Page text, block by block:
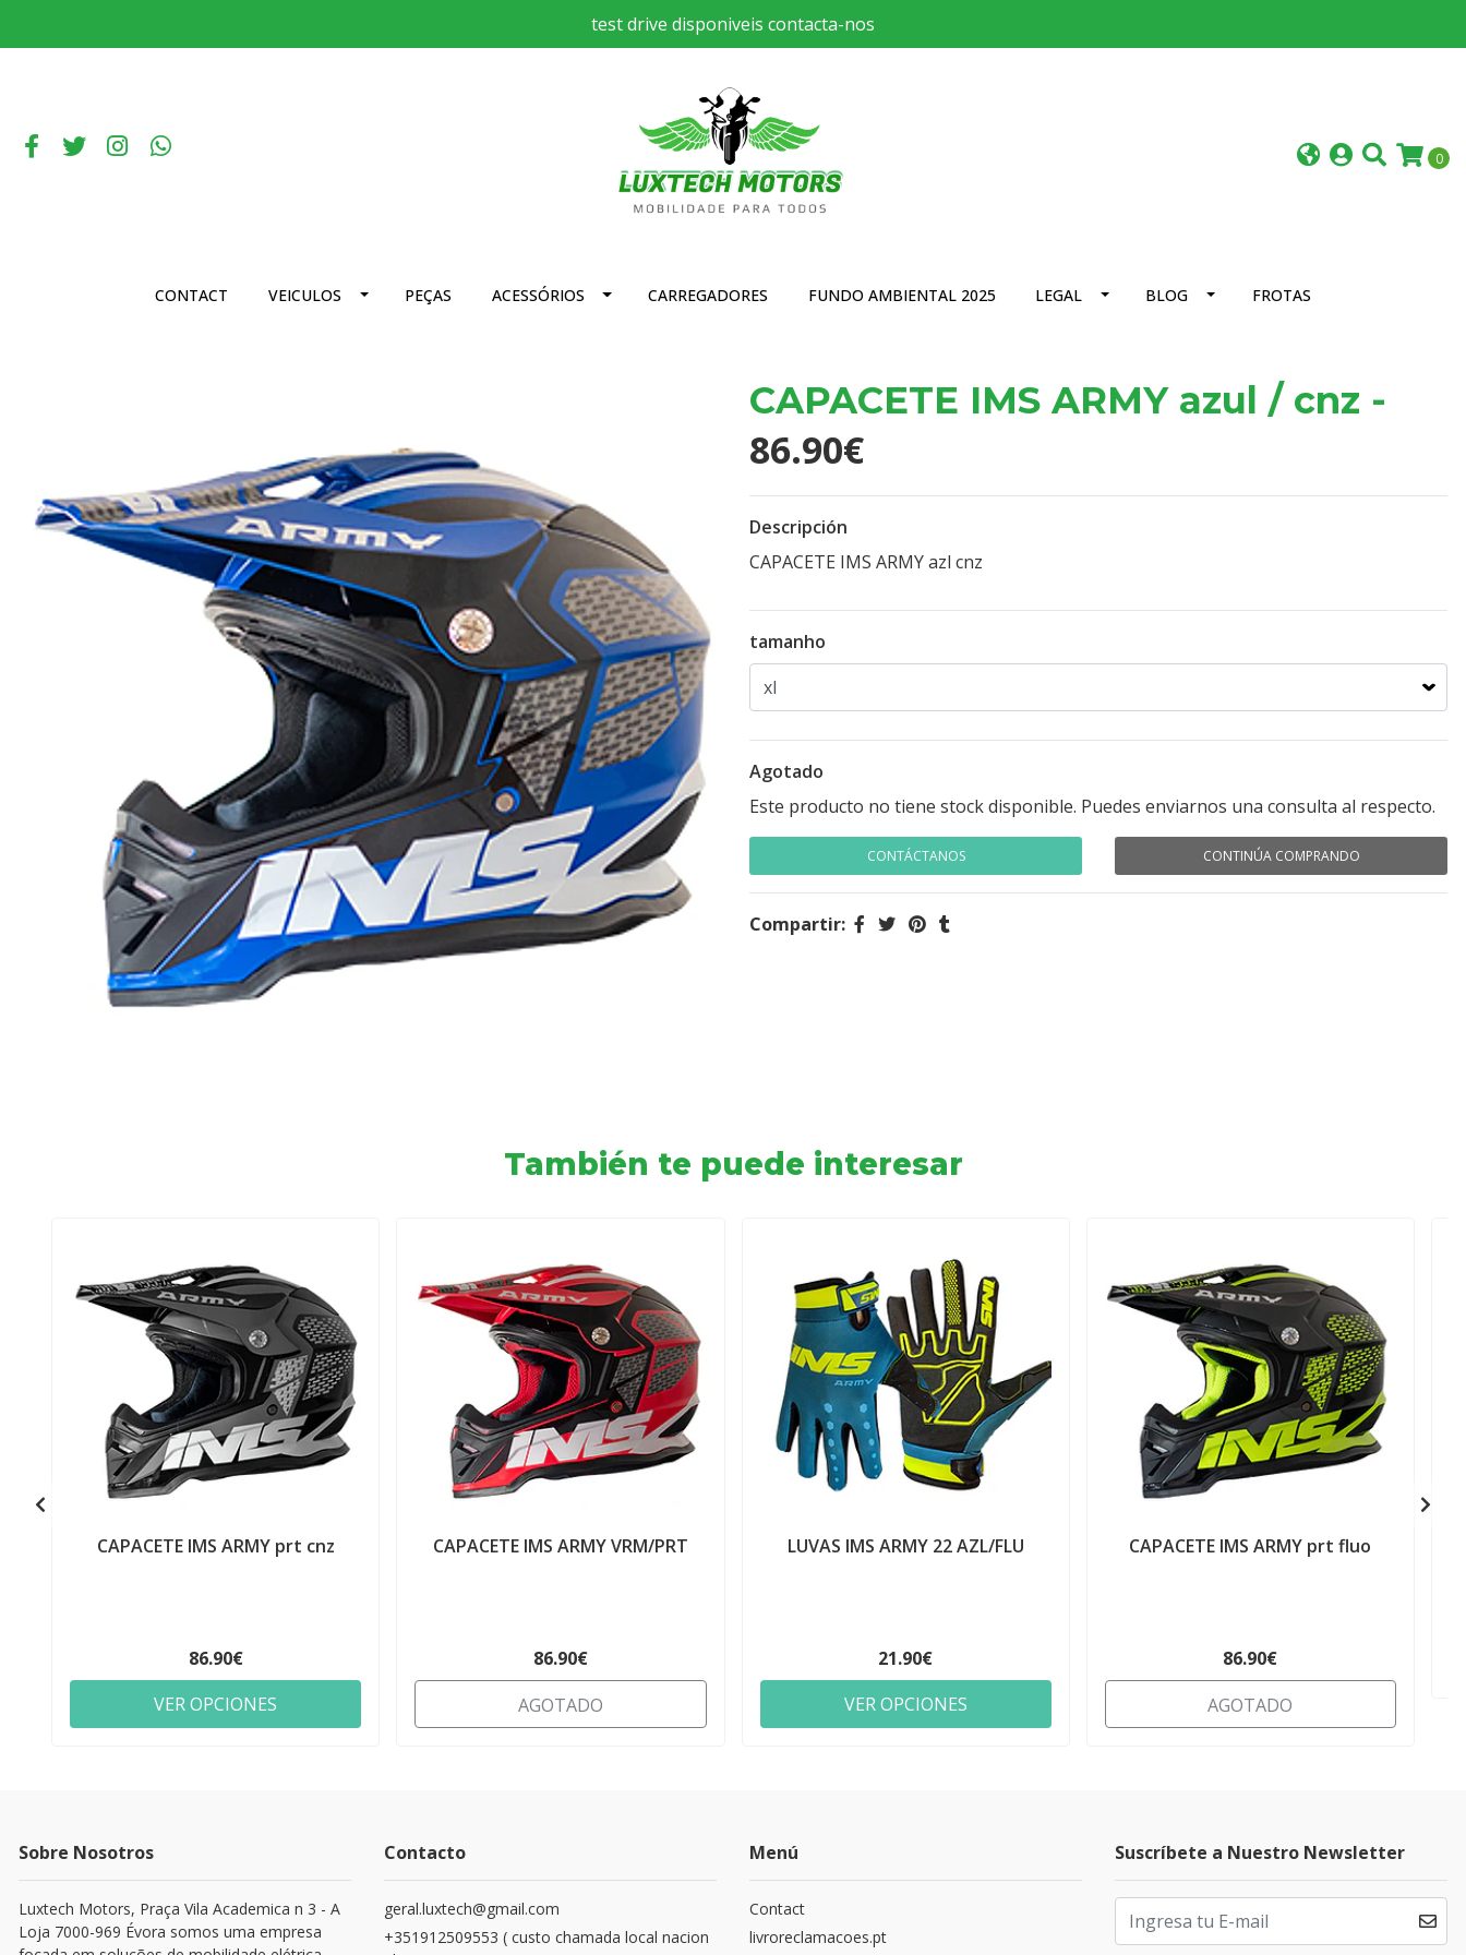
test drive disponiveis contacta-nos
0
CONTACT VEICULOS PEÇAS ACESSÓRIOS CARREGADORES FUNDO AMBIENTAL 2025 LEGAL BLOG FROTAS
CAPACETE IMS ARMY azul / cnz -
86.90€
Descripción
CAPACETE IMS ARMY azl cnz
tamanho
Agotado
Este producto no tiene stock disponible. Puedes enviarnos una consulta al respecto.
CONTÁCTANOS CONTINÚA COMPRANDO
Compartir:
También te puede interesar
CAPACETE IMS ARMY prt cnz
86.90€
VER OPCIONES
CAPACETE IMS ARMY VRM/PRT
86.90€
AGOTADO
LUVAS IMS ARMY 22 AZL/FLU
21.90€
VER OPCIONES
CAPACETE IMS ARMY prt fluo
86.90€
AGOTADO
Sobre Nosotros
Luxtech Motors, Praça Vila Academica n 3 - A
Loja 7000-969 Évora somos uma empresa
Contacto
geral.luxtech@gmail.com
+351912509553 ( custo chamada local nacion
Menú
Contact
livroreclamacoes.pt
Suscríbete a Nuestro Newsletter